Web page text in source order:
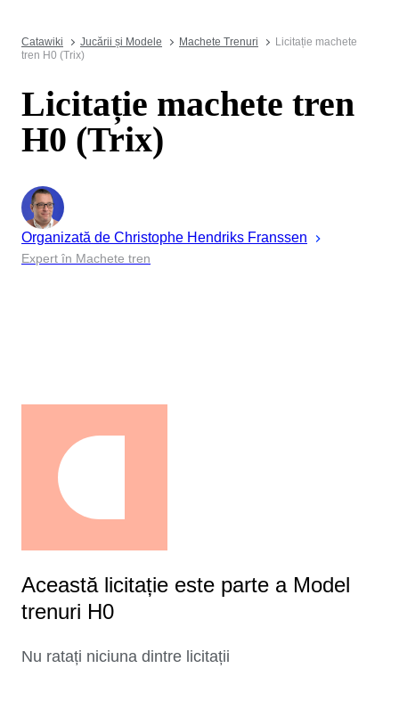
Catawiki Jucării și Modele Machete Trenuri
Licitație machete
tren H0 (Trix)
Licitație machete tren
H0 (Trix)
Organizată de Christophe Hendriks Franssen
Expert în Machete tren
Această licitație este parte a Model
trenuri H0
Nu ratați niciuna dintre licitații